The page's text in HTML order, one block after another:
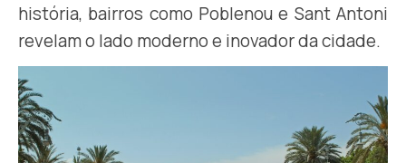
história, bairros como Poblenou e Sant Antoni
revelam o lado moderno e inovador da cidade.